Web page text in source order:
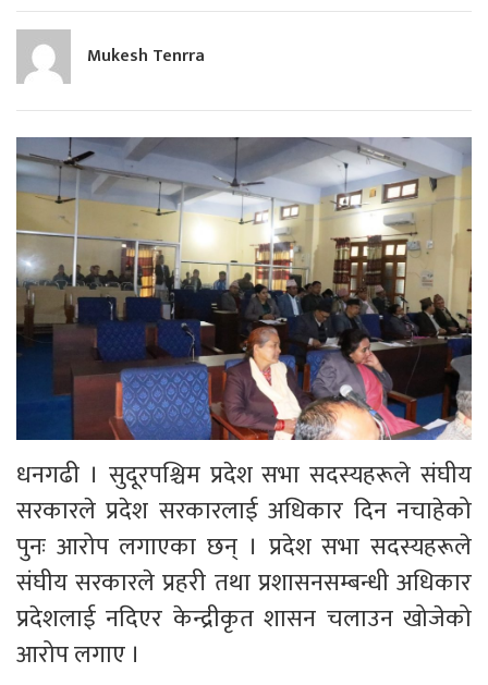
Mukesh Tenrra
धनगढी । सुदूरपश्चिम प्रदेश सभा सदस्यहरूले संघीय
सरकारले प्रदेश सरकारलाई अधिकार दिन नचाहेको
पुनः आरोप लगाएका छन् । प्रदेश सभा सदस्यहरूले
संघीय सरकारले प्रहरी तथा प्रशासनसम्बन्धी अधिकार
प्रदेशलाई नदिएर केन्द्रीकृत शासन चलाउन खोजेको
आरोप लगाए ।